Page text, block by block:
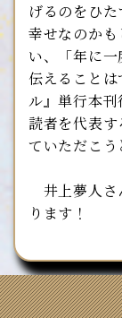
げるのをひ
幸せなのか
い、「年に
伝えること
ル』単行本
読者を代表
ていただこう
井上夢人さ
ります！